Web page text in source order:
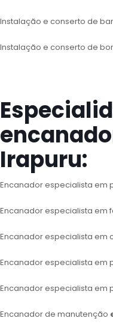
Instalação e conserto de
Instalação e conserto de
Irapuru:
Encanador especialista em
Encanador especialista em
Encanador especialista em
Encanador especialista em
Encanador especialista em
Encanador de manutenção